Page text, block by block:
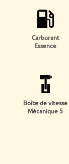
Carburant
Essence
Boîte de vitesse
Mécanique 5